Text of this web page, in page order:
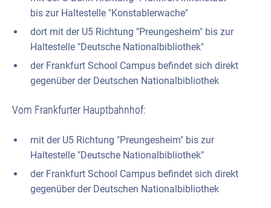
bis zur Haltestelle "Konstablerwache"
dort mit der U5 Richtung "Preungesheim" bis zur
Haltestelle "Deutsche Nationalbibliothek"
der Frankfurt School Campus befindet sich direkt
gegenüber der Deutschen Nationalbibliothek
Vom Frankfurter Hauptbahnhof:
mit der U5 Richtung "Preungesheim" bis zur
Haltestelle "Deutsche Nationalbibliothek"
der Frankfurt School Campus befindet sich direkt
gegenüber der Deutschen Nationalbibliothek